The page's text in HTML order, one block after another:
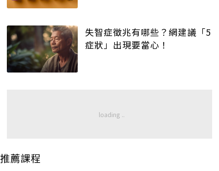
失智症徵兆有哪些？網建議「5
症狀」出現要當心！
推薦課程